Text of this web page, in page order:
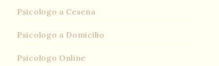
Psicologo a Cesena
Psicologo a Domicilio
Psicologo Online